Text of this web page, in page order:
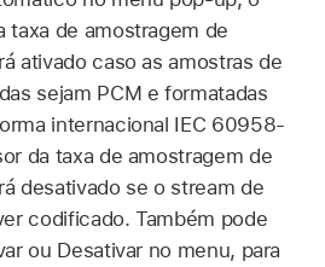
taxa de amostragem de
ativado caso as amostras de
sejam PCM e formatadas
internacional IEC 60958-
da taxa de amostragem de
desativado se o stream de
codificado. Também pode
ou Desativar no menu, para